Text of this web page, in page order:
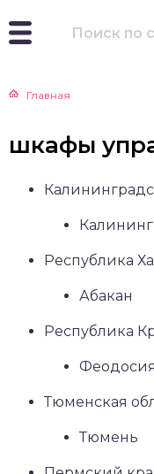
Главная
шкафы
Республика
Абакан
Республика
Феодосия
Тюменская
Тюмень